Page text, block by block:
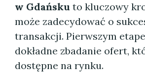
w Gdańsku to kluczowy
może zadecydować o
transakcji. Pierwszym
dokładne zbadanie ofert,
dostępne na rynku.